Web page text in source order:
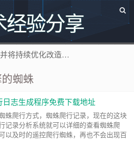
经验分享
已升级为最新版主题,并将持续优化改造中，支持说说碎语功能，可像添加文章一样直接添加说说，
开发 联系：http://www.bywei.cn
欢迎访问ByWei.Cn，推荐使用最新版火狐浏览器和Chrome浏览器访问本网站，加入百味博客
蜘蛛
志生成程序免费下载地址
蛛爬行方式，蜘蛛爬行记录，现在的这块
记录分析系统就可以详细的查看蜘蛛爬
以及时的遥控爬行蜘蛛，再也不会出现百